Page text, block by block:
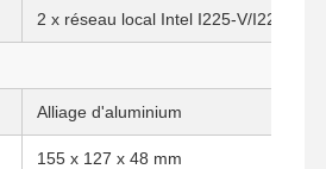
2 x réseau local Intel I225-V/I226-V
Alliage d'aluminium
155 x 127 x 48 mm